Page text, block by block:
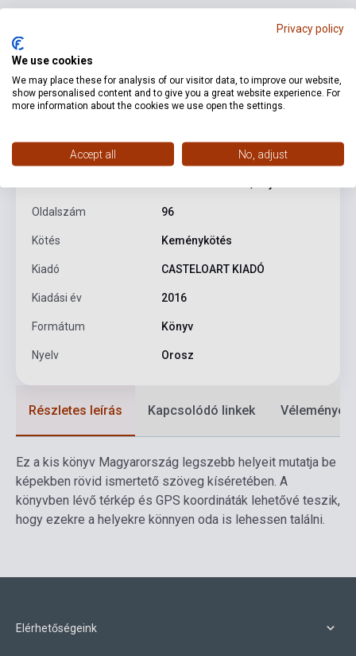
Termékjellemzők
9786155148750
Oldalszám 96
Kötés Keménykötés
Kiadó CASTELOART KIADÓ
Kiadási év 2016
Formátum Könyv
Nyelv Orosz
Részletes leírás Kapcsolódó linkek Vélemények
Ez a kis könyv Magyarország legszebb helyeit mutatja be
képekben rövid ismertető szöveg kíséretében. A
könyvben lévő térkép és GPS koordináták lehetővé teszik,
hogy ezekre a helyekre könnyen oda is lehessen találni.
Elérhetőségeink
Privacy policy
We use cookies
We may place these for analysis of our visitor data, to improve our website,
show personalised content and to give you a great website experience. For
more information about the cookies we use open the settings.
Accept all No, adjust